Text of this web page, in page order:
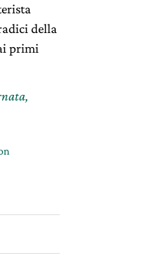
della
primi